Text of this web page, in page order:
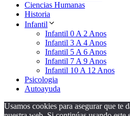
Ciencias Humanas
Historia
Infantil
Infantil 0 A 2 Anos
Infantil 3 A 4 Anos
Infantil 5 A 6 Anos
Infantil 7 A 9 Anos
Infantil 10 A 12 Anos
Psicologia
Autoayuda
Usamos cookies para asegurar que te